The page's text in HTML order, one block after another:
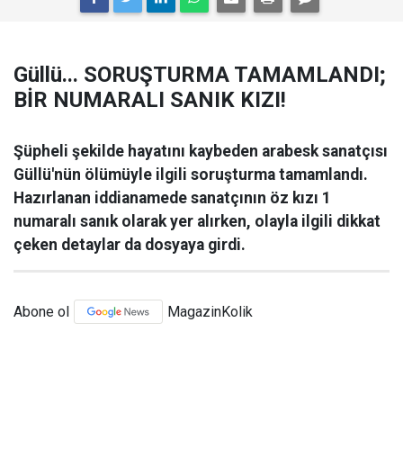
Güllü... SORUŞTURMA TAMAMLANDI;
BİR NUMARALI SANIK KIZI!
Şüpheli şekilde hayatını kaybeden arabesk sanatçısı
Güllü'nün ölümüyle ilgili soruşturma tamamlandı.
Hazırlanan iddianamede sanatçının öz kızı 1
numaralı sanık olarak yer alırken, olayla ilgili dikkat
çeken detaylar da dosyaya girdi.
Abone ol MagazinKolik